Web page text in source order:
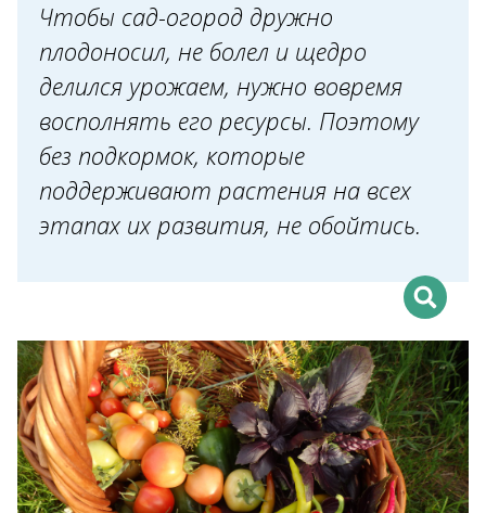
Сто зелёных одёжек
Морковка с грядки - слаще
шоколадки!
Фруктовый сад в порядке
Персонально для клубники и
малин
Цветочный вальс
На зелёном ковре
Скатерть-самобранка для
комнатных и садовых цветов
Чтобы сад-огород дружно
плодоносил, не болел и щедро
делился урожаем, нужно вовремя
восполнять его ресурсы. Поэтому
без подкормок, которые
поддерживают растения на всех
этапах их развития, не обойтись.